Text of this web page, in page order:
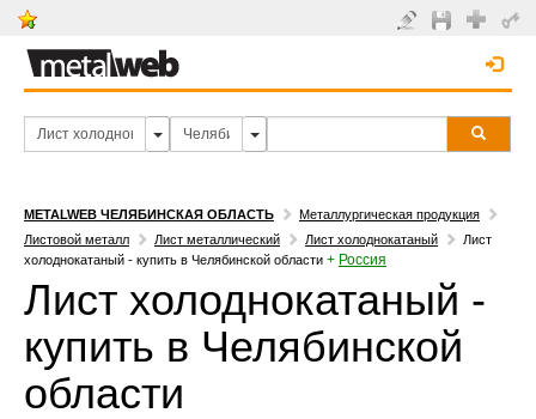
METALWEB ЧЕЛЯБИНСКАЯ ОБЛАСТЬ
Металлургическая продукция
Листовой металл
Лист металлический Лист холоднокатаный
Лист
холоднокатаный - купить в Челябинской области + Россия
Лист холоднокатаный -
купить в Челябинской
области